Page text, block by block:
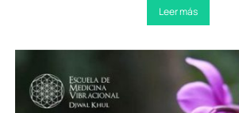
Leer más